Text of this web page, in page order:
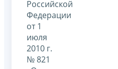
Российской
Федерации
от 1
июля
2010 г.
№ 821